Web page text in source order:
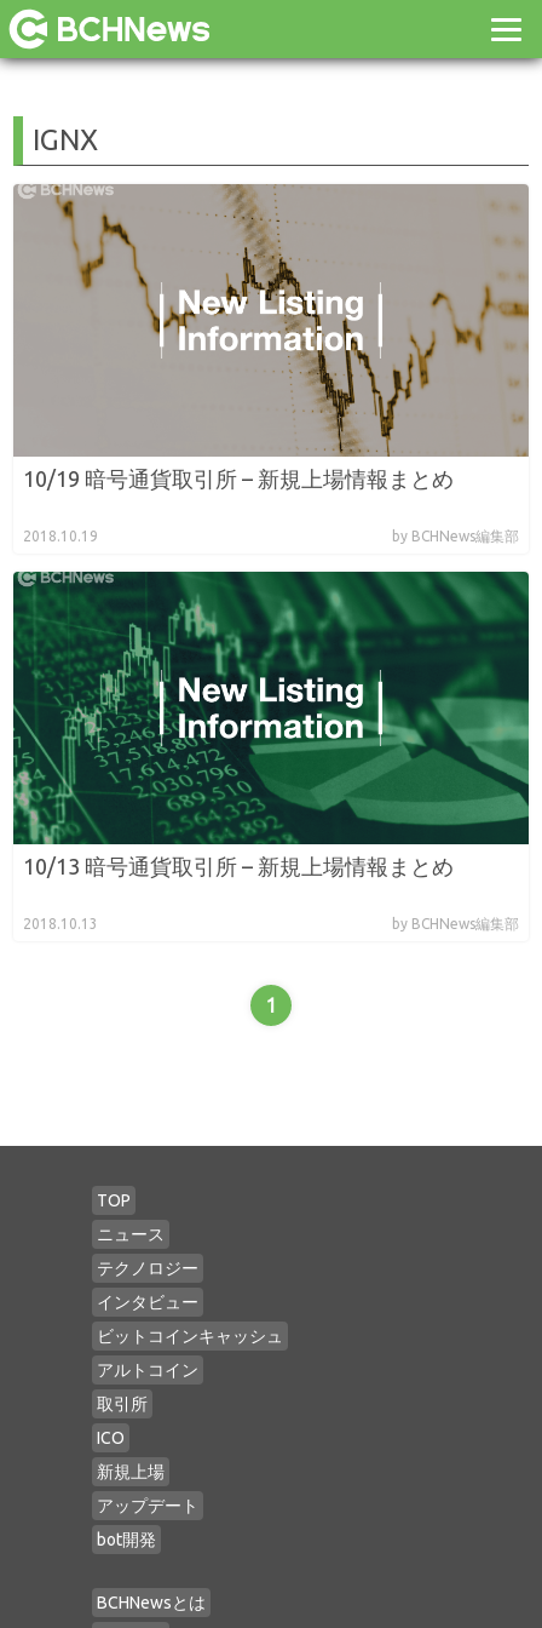
IGNX
10/19 暗号通貨取引所 – 新規上場情報まとめ
2018.10.19 by BCHNews編集部
10/13 暗号通貨取引所 – 新規上場情報まとめ
2018.10.13 by BCHNews編集部
1
TOP
ニュース
テクノロジー
インタビュー
ビットコインキャッシュ
アルトコイン
取引所
ICO
新規上場
アップデート
bot開発
BCHNewsとは